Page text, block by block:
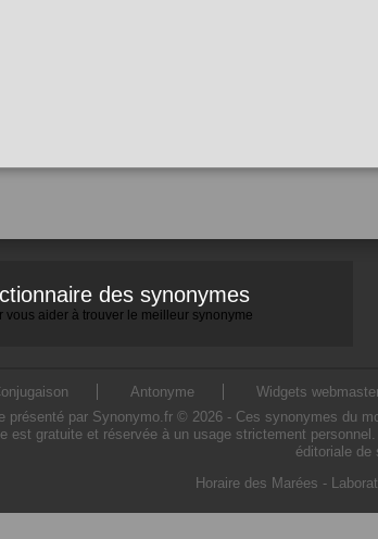
des synonymes
vous aider à trouver le meilleur synonyme
Antonyme Widgets
présenté par Synonymo.fr © 2026 - Ces synonymes du
est gratuite et réservée à un usage strictement
éditoriale de
Horaire des Marées -